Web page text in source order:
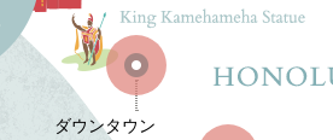
ダウンタウン